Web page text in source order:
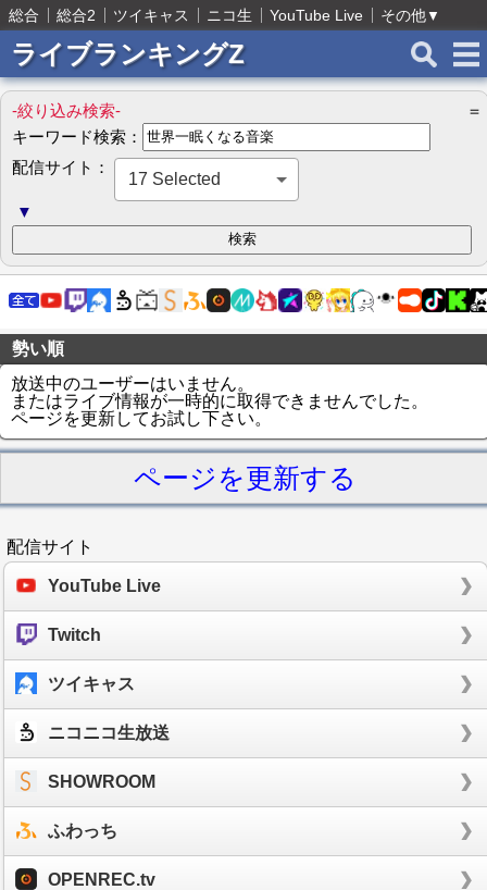
総合 総合2 ツイキャス ニコ生 YouTube Live その他▼
ライブランキングZ
-絞り込み検索-
＝
キーワード検索：
配信サイト：
17 Selected
▼
勢い順
放送中のユーザーはいません。
またはライブ情報が一時的に取得できませんでした。
ページを更新してお試し下さい。
ページを更新する
配信サイト
YouTube Live
Twitch
ツイキャス
ニコニコ生放送
SHOWROOM
ふわっち
OPENREC.tv